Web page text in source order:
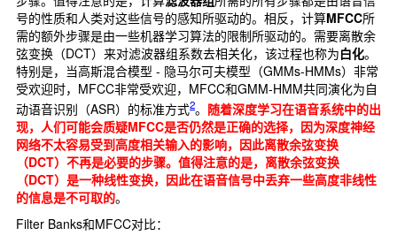
号的性质和人类对这些信号的感知所驱动的。 相反，计算MFCC所
需的额外步骤是由一些机器学习算法的限制所驱动的。 需要离散余
弦变换（DCT）来对滤波器组系数去相关化，该过程也称为白化。
特别是，当高斯混合模型 - 隐马尔可夫模型（GMMs-HMMs）非常
受欢迎时，MFCC非常受欢迎，MFCC和GMM-HMM共同演化为自
动语音识别（ASR）的标准方式2。 随着深度学习在语音系统中的出
现，人们可能会质疑MFCC是否仍然是正确的选择，因为深度神经
网络不太容易受到高度相关输入的影响， 因此离散余弦变换
（DCT）不再是必要的步骤。值得注意的是，离散余弦变换
（DCT）是一种线性变换，因此在语音信号中丢弃一些高度非线性
的信息是不可取的。
Filter Banks和MFCC对比：